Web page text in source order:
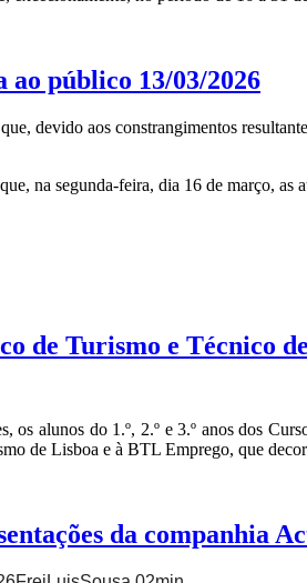
ao público 13/03/2026
devido aos constrangimentos
na segunda-feira, dia 16 de março, as
de Turismo e Técnico
os alunos do 1.º, 2.º e 3.º anos dos
de Lisboa e à BTL Emprego, que
da companhia